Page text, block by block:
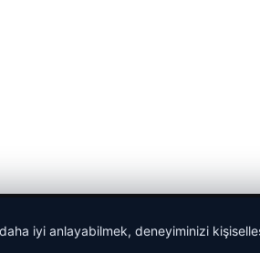
daha iyi anlayabilmek, deneyiminizi